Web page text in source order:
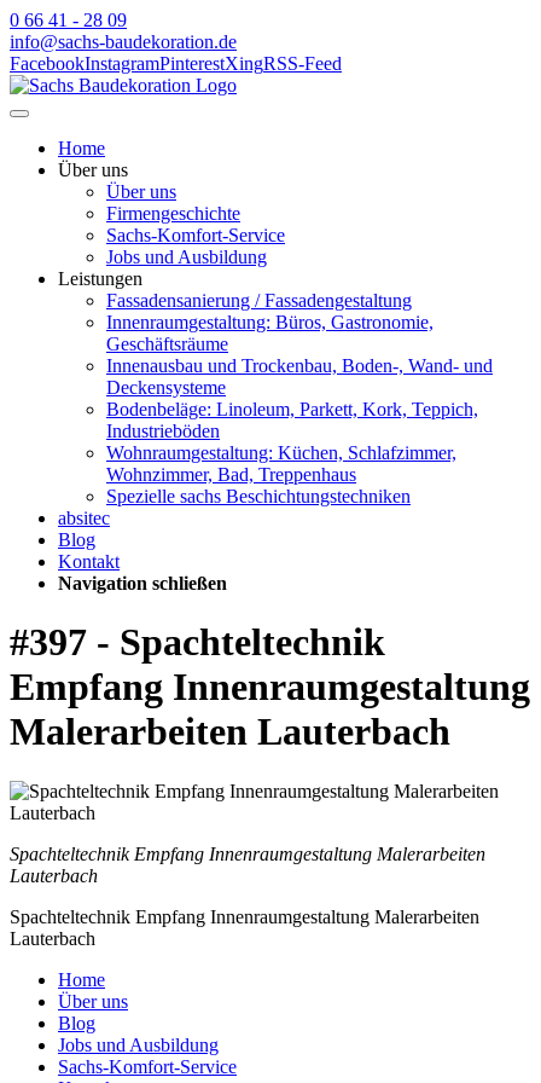
0 66 41 - 28 09
info@sachs-baudekoration.de
FacebookInstagramPinterestXingRSS-Feed
Home
Über uns
Über uns
Firmengeschichte
Sachs-Komfort-Service
Jobs und Ausbildung
Leistungen
Fassadensanierung / Fassadengestaltung
Innenraumgestaltung: Büros, Gastronomie,
Geschäftsräume
Innenausbau und Trockenbau, Boden-, Wand- und
Deckensysteme
Bodenbeläge: Linoleum, Parkett, Kork, Teppich,
Industrieböden
Wohnraumgestaltung: Küchen, Schlafzimmer,
Wohnzimmer, Bad, Treppenhaus
Spezielle sachs Beschichtungstechniken
absitec
Blog
Kontakt
Navigation schließen
#397 - Spachteltechnik
Empfang Innenraumgestaltung
Malerarbeiten Lauterbach
Spachteltechnik Empfang Innenraumgestaltung Malerarbeiten
Lauterbach
Spachteltechnik Empfang Innenraumgestaltung Malerarbeiten
Lauterbach
Home
Über uns
Blog
Jobs und Ausbildung
Sachs-Komfort-Service